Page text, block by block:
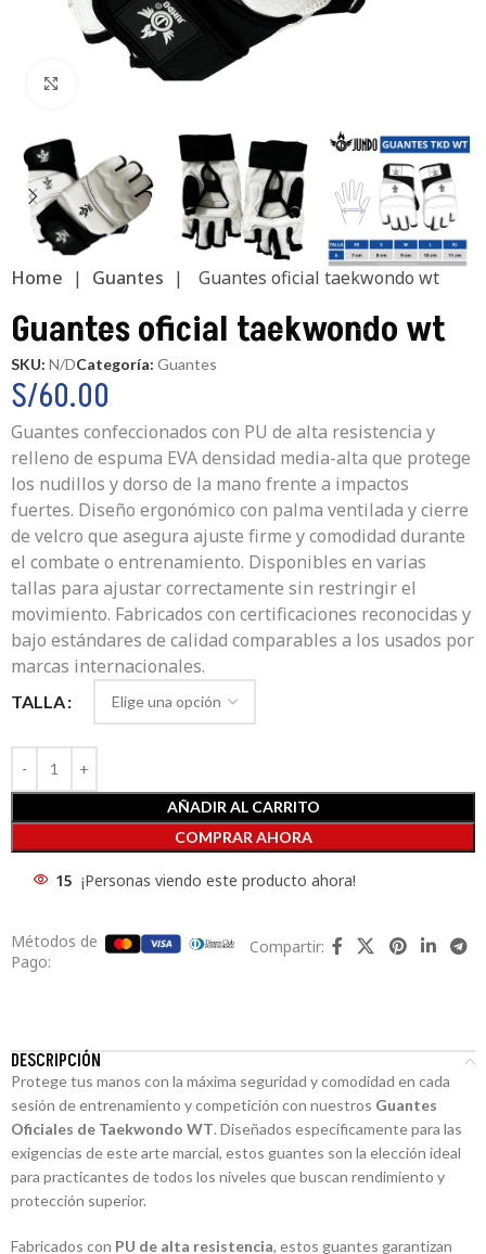
Clic para ampliar
Home | Guantes | Guantes oficial taekwondo wt
Guantes oficial taekwondo wt
SKU: N/DCategoría: Guantes
S/60.00
Guantes confeccionados con PU de alta resistencia y
relleno de espuma EVA densidad media-alta que protege
los nudillos y dorso de la mano frente a impactos
fuertes. Diseño ergonómico con palma ventilada y cierre
de velcro que asegura ajuste firme y comodidad durante
el combate o entrenamiento. Disponibles en varias
tallas para ajustar correctamente sin restringir el
movimiento. Fabricados con certificaciones reconocidas y
bajo estándares de calidad comparables a los usados por
marcas internacionales.
TALLA
AÑADIR AL CARRITO
COMPRAR AHORA
15 ¡Personas viendo este producto ahora!
Métodos de
Pago:
Compartir:
DESCRIPCIÓN
Protege tus manos con la máxima seguridad y comodidad en cada
sesión de entrenamiento y competición con nuestros Guantes
Oficiales de Taekwondo WT. Diseñados específicamente para las
exigencias de este arte marcial, estos guantes son la elección ideal
para practicantes de todos los niveles que buscan rendimiento y
protección superior.
Fabricados con PU de alta resistencia, estos guantes garantizan